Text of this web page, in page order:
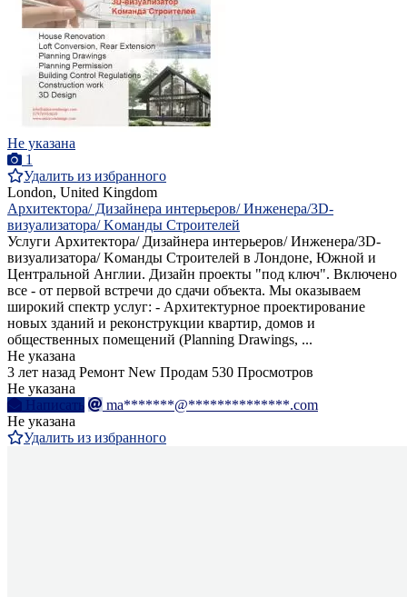
Не указана
1
Удалить из избранного
London, United Kingdom
Aрхитектора/ Дизайнера интерьеров/ Инженера/3D-
визуализатора/ Kоманды Строителей
Услуги Aрхитектора/ Дизайнера интерьеров/ Инженера/3D-
визуализатора/ Kоманды Строителей в Лондоне, Южной и
Центральной Англии. Дизайн проекты "под ключ". Включено
все - от первой встречи до сдачи объекта. Мы оказываем
широкий спектр услуг: - Архитектурное проектирование
новых зданий и реконструкции квартир, домов и
общественных помещений (Planning Drawings, ...
Не указана
3 лет назад Ремонт New Продам 530 Просмотров
Не указана
Написать
ma*******@**************.com
Не указана
Удалить из избранного